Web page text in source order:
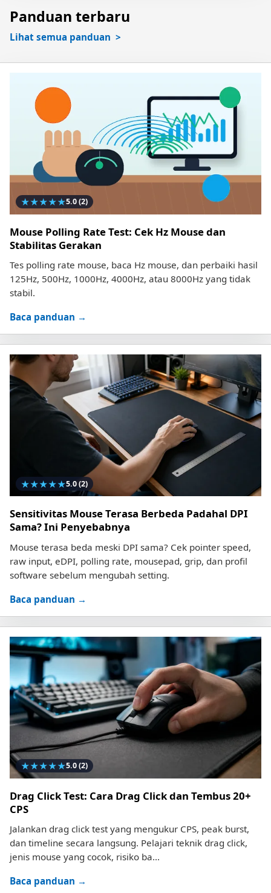
Panduan terbaru
Lihat semua panduan
★★★★★5.0(2)
Mouse Polling Rate Test: Cek Hz Mouse dan
Stabilitas Gerakan
Tes polling rate mouse, baca Hz mouse, dan perbaiki hasil
125Hz, 500Hz, 1000Hz, 4000Hz, atau 8000Hz yang tidak
stabil.
Baca panduan →
★★★★★5.0(2)
Sensitivitas Mouse Terasa Berbeda Padahal DPI
Sama? Ini Penyebabnya
Mouse terasa beda meski DPI sama? Cek pointer speed,
raw input, eDPI, polling rate, mousepad, grip, dan profil
software sebelum mengubah setting.
Baca panduan →
★★★★★5.0(2)
Drag Click Test: Cara Drag Click dan Tembus 20+
CPS
Jalankan drag click test yang mengukur CPS, peak burst,
dan timeline secara langsung. Pelajari teknik drag click,
jenis mouse yang cocok, risiko ba...
Baca panduan →